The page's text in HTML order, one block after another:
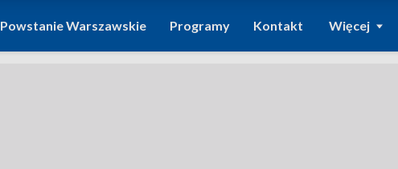
Powstanie Warszawskie Programy Kontakt Więcej